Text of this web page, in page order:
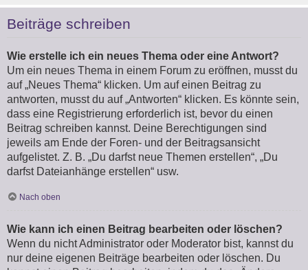
Beiträge schreiben
Wie erstelle ich ein neues Thema oder eine Antwort?
Um ein neues Thema in einem Forum zu eröffnen, musst du
auf „Neues Thema“ klicken. Um auf einen Beitrag zu
antworten, musst du auf „Antworten“ klicken. Es könnte sein,
dass eine Registrierung erforderlich ist, bevor du einen
Beitrag schreiben kannst. Deine Berechtigungen sind
jeweils am Ende der Foren- und der Beitragsansicht
aufgelistet. Z. B. „Du darfst neue Themen erstellen“, „Du
darfst Dateianhänge erstellen“ usw.
Nach oben
Wie kann ich einen Beitrag bearbeiten oder löschen?
Wenn du nicht Administrator oder Moderator bist, kannst du
nur deine eigenen Beiträge bearbeiten oder löschen. Du